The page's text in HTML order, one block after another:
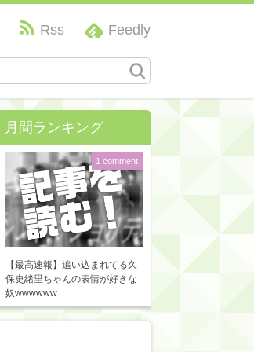
Rss Feedly
月間ランキング
【最高速報】追い込まれてる久
保史緒里ちゃんの表情が好きな
奴wwwwww
1 comment